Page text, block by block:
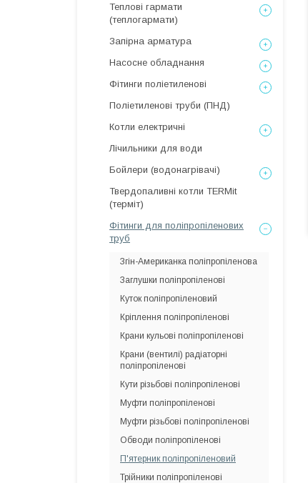
Теплові гармати
(теплогармати)
Запірна арматура
Насосне обладнання
Фітинги поліетиленові
Поліетиленові труби (ПНД)
Котли електричні
Лічильники для води
Бойлери (водонагрівачі)
Твердопаливні котли TERMit
(терміт)
Фітинги для поліпропіленових
труб
Згін-Американка поліпропіленова
Заглушки поліпропіленові
Куток поліпропіленовий
Кріплення поліпропіленові
Крани кульові поліпропіленові
Крани (вентилі) радіаторні
поліпропіленові
Кути різьбові поліпропіленові
Муфти поліпропіленові
Муфти різьбові поліпропіленові
Обводи поліпропіленові
П'ятерник поліпропіленовий
Трійники поліпропіленові